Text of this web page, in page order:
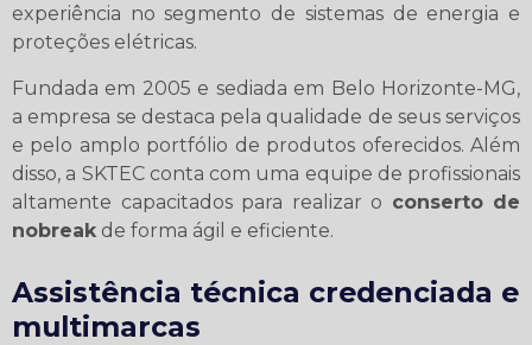
experiência no segmento de sistemas de energia e
proteções elétricas.
Fundada em 2005 e sediada em Belo Horizonte-MG,
a empresa se destaca pela qualidade de seus serviços
e pelo amplo portfólio de produtos oferecidos. Além
disso, a SKTEC conta com uma equipe de profissionais
altamente capacitados para realizar o conserto de
nobreak de forma ágil e eficiente.
Assistência técnica credenciada e
multimarcas